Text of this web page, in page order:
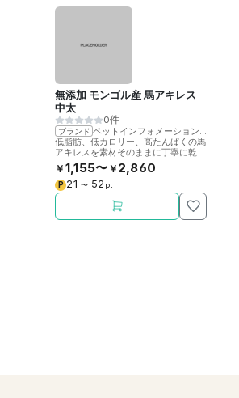
無添加 モンゴル産 馬アキレス
中太
0件
ブランド
低脂肪、低カロリー、高たんぱくの馬
アキレスを素材そのままに丁寧に乾燥
させました。噛むことで歯の健康をサ
ポート。
￥ 1,155〜 ￥ 2,860
P 21 〜 52 pt